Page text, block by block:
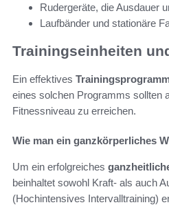
Rudergeräte, die Ausdauer
Laufbänder und stationäre
Trainingseinheiten
Ein effektives
eines solchen Programms sollten
Fitnessniveau zu erreichen.
Wie man ein ganzkörperliches
Um ein erfolgreiches
beinhaltet sowohl Kraft- als auch
(Hochintensives Intervalltraining)